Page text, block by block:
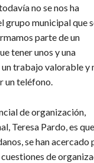
no se nos ha
grupo municipal que
parte de un
tener unos y una
trabajo valorable y
un teléfono.
de organización,
Teresa Pardo, es
se han acercado
de